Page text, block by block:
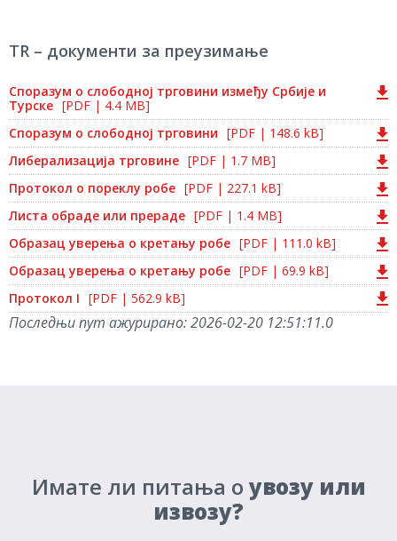
TR – документи за преузимање
Споразум о слободној трговини између Србије и
Турске [PDF | 4.4 MB]
Споразум о слободној трговини [PDF | 148.6 kB]
Либерализација трговине [PDF | 1.7 MB]
Протокол о пореклу робе [PDF | 227.1 kB]
Листа обраде или прераде [PDF | 1.4 MB]
Образац уверења о кретању робе [PDF | 111.0 kB]
Образац уверења о кретању робе [PDF | 69.9 kB]
Протокол I [PDF | 562.9 kB]
Последњи пут ажурирано:2026-02-20 12:51:11.0
Имате ли питања о увозу или
извозу?